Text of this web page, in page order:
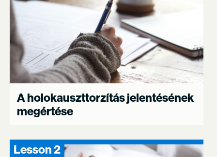
A holokauszttorzítás jelentésének
megértése
Lesson 2